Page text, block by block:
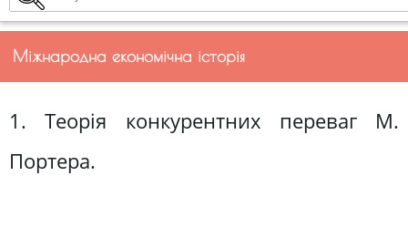
Міжнародна економічна історія
1. Теорія конкурентних переваг М.
Портера.